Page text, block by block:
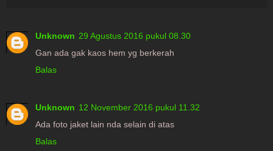
Unknown 29 Agustus 2016 pukul 08.30
Gan ada gak kaos hem yg berkerah
Balas
Unknown 12 November 2016 pukul 11.32
Ada foto jaket lain nda selain di atas
Balas